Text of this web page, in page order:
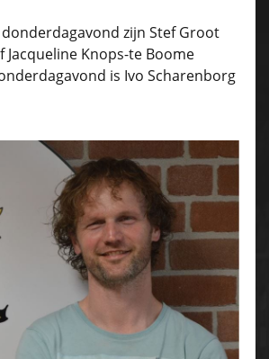
zijn Stef Groot
Knops-te Boome
is Ivo Scharenborg